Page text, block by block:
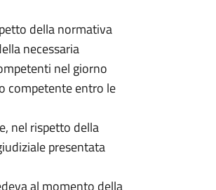
della normativa
necessaria
nel giorno
competente entro le
nel rispetto della
presentata
al momento della